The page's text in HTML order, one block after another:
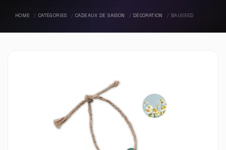
HOME CATÉGORIES CADEAUX DE SAISON DÉCORATION BAUSEED